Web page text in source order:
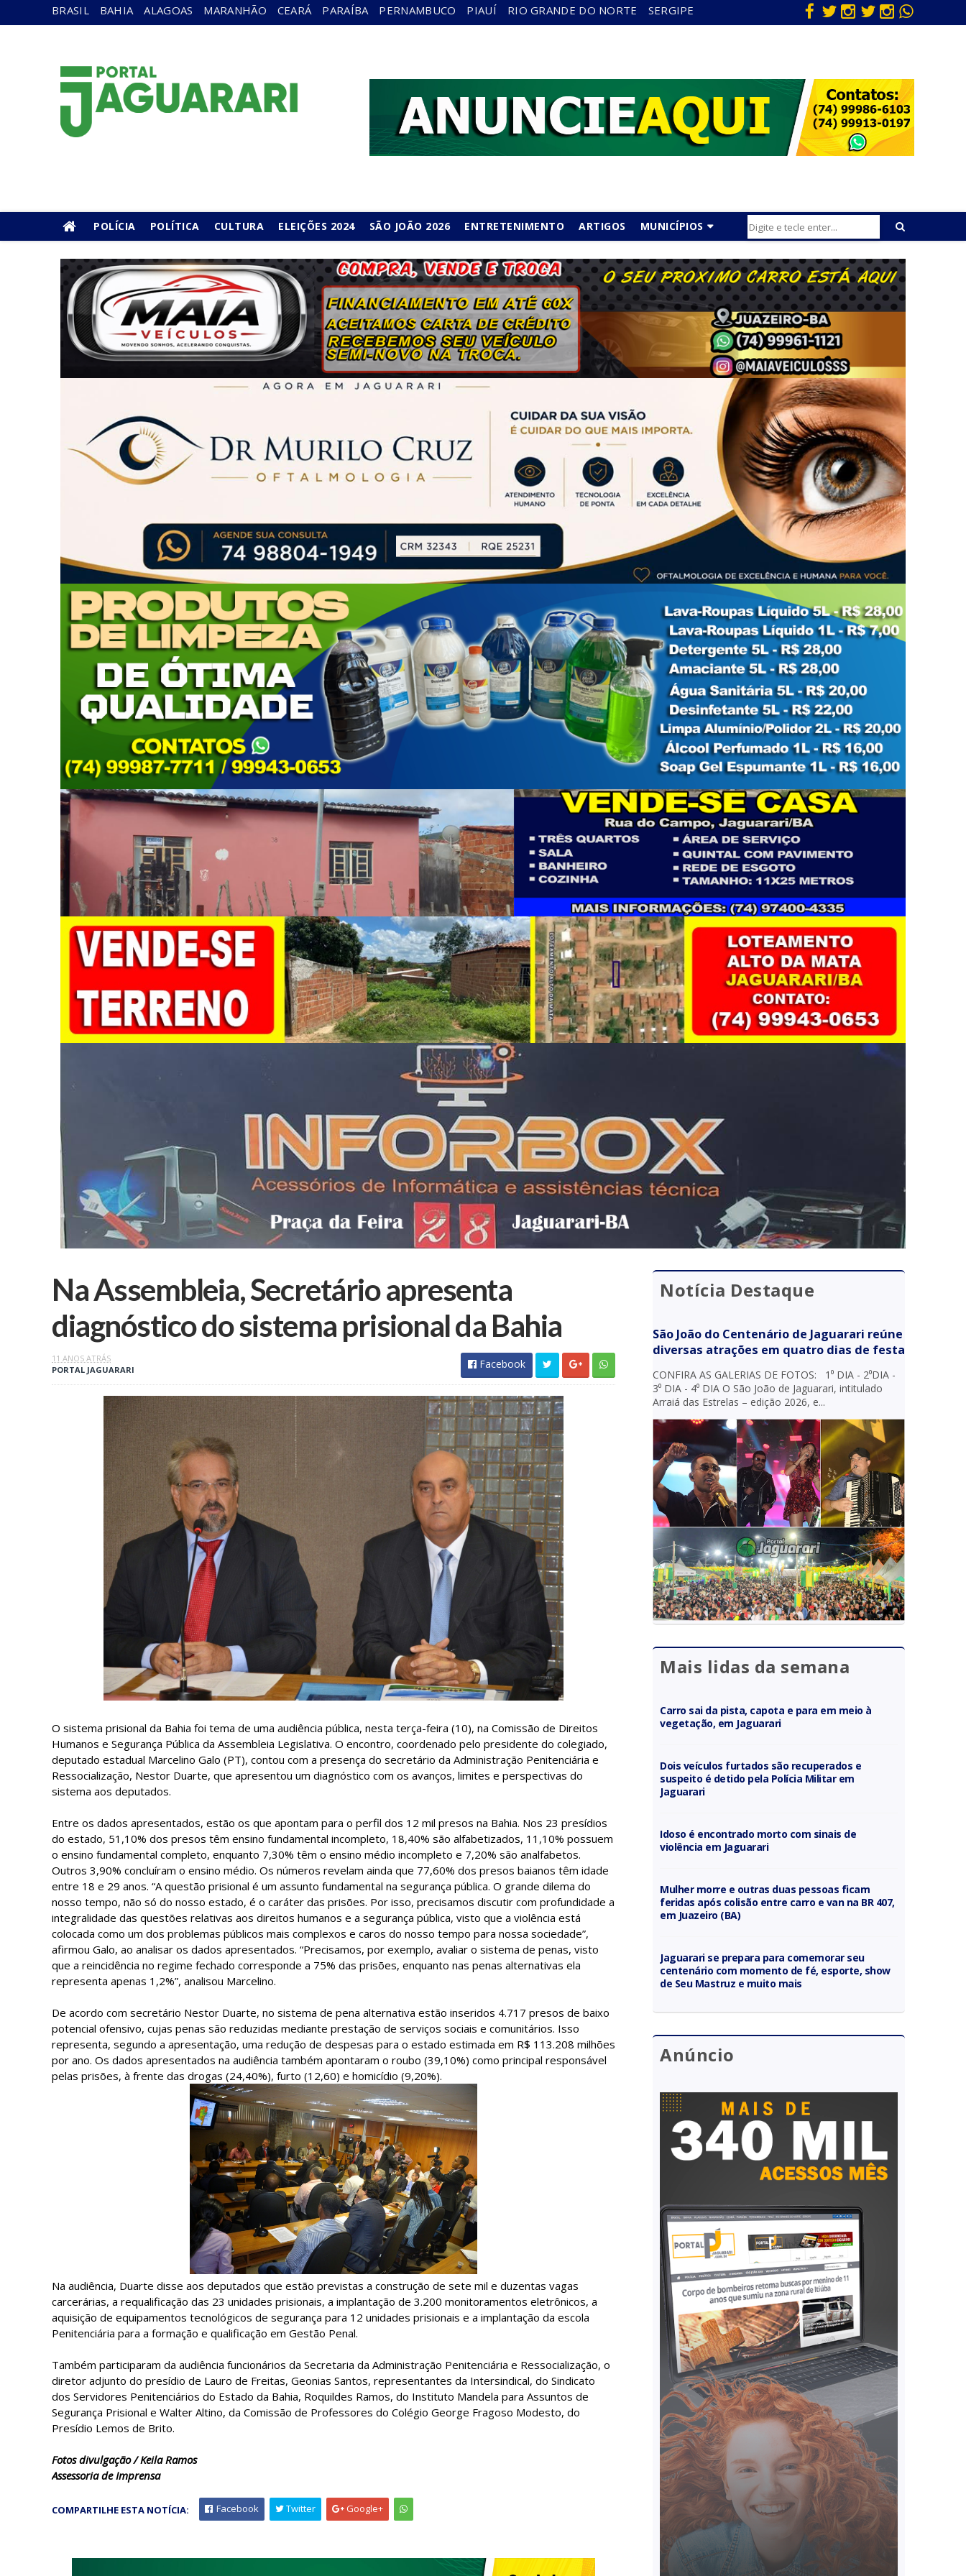
BRASIL BAHIA ALAGOAS MARANHÃO CEARÁ PARAÍBA PERNAMBUCO PIAUÍ RIO GRANDE DO NORTE SERGIPE
POLÍCIA POLÍTICA CULTURA ELEIÇÕES 2024 SÃO JOÃO 2026 ENTRETENIMENTO ARTIGOS MUNICÍPIOS
Na Assembleia, Secretário apresenta
11 ANOS ATRÁS
PORTAL JAGUARARI
Facebook
O sistema prisional da Bahia foi tema de uma audiência pública, nesta terça-feira (10), na Comissão de Direitos
Humanos e Segurança Pública da Assembleia Legislativa. O encontro, coordenado pelo presidente do colegiado,
deputado estadual Marcelino Galo (PT), contou com a presença do secretário da Administração Penitenciária e
Ressocialização, Nestor Duarte, que apresentou um diagnóstico com os avanços, limites e perspectivas do
sistema aos deputados.
Entre os dados apresentados, estão os que apontam para o perfil dos 12 mil presos na Bahia. Nos 23 presídios
do estado, 51,10% dos presos têm ensino fundamental incompleto, 18,40% são alfabetizados, 11,10% possuem
o ensino fundamental completo, enquanto 7,30% têm o ensino médio incompleto e 7,20% são analfabetos.
Outros 3,90% concluíram o ensino médio. Os números revelam ainda que 77,60% dos presos baianos têm idade
entre 18 e 29 anos. “A questão prisional é um assunto fundamental na segurança pública. O grande dilema do
nosso tempo, não só do nosso estado, é o caráter das prisões. Por isso, precisamos discutir com profundidade a
integralidade das questões relativas aos direitos humanos e a segurança pública, visto que a violência está
colocada como um dos problemas públicos mais complexos e caros do nosso tempo para nossa sociedade”,
afirmou Galo, ao analisar os dados apresentados. “Precisamos, por exemplo, avaliar o sistema de penas, visto
que a reincidência no regime fechado corresponde a 75% das prisões, enquanto nas penas alternativas ela
representa apenas 1,2%”, analisou Marcelino.
De acordo com secretário Nestor Duarte, no sistema de pena alternativa estão inseridos 4.717 presos de baixo
potencial ofensivo, cujas penas são reduzidas mediante prestação de serviços sociais e comunitários. Isso
representa, segundo a apresentação, uma redução de despesas para o estado estimada em R$ 113.208 milhões
por ano. Os dados apresentados na audiência também apontaram o roubo (39,10%) como principal responsável
pelas prisões, à frente das drogas (24,40%), furto (12,60) e homicídio (9,20%).
Na audiência, Duarte disse aos deputados que estão previstas a construção de sete mil e duzentas vagas
carcerárias, a requalificação das 23 unidades prisionais, a implantação de 3.200 monitoramentos eletrônicos, a
aquisição de equipamentos tecnológicos de segurança para 12 unidades prisionais e a implantação da escola
Penitenciária para a formação e qualificação em Gestão Penal.
Também participaram da audiência funcionários da Secretaria da Administração Penitenciária e Ressocialização, o
diretor adjunto do presídio de Lauro de Freitas, Geonias Santos, representantes da Intersindical, do Sindicato
dos Servidores Penitenciários do Estado da Bahia, Roquildes Ramos, do Instituto Mandela para Assuntos de
Segurança Prisional e Walter Altino, da Comissão de Professores do Colégio George Fragoso Modesto, do
Presídio Lemos de Brito.
Fotos divulgação / Keila Ramos
Assessoria de Imprensa
COMPARTILHE ESTA NOTÍCIA: Facebook Twitter Google+
Notícia Destaque
São João do Centenário de Jaguarari reúne
diversas atrações em quatro dias de festa
CONFIRA AS GALERIAS DE FOTOS: 1⁰ DIA - 2⁰DIA -
3⁰ DIA - 4⁰ DIA O São João de Jaguarari, intitulado
Arraiá das Estrelas – edição 2026, e...
Mais lidas da semana
Carro sai da pista, capota e para em meio à
vegetação, em Jaguarari
Dois veículos furtados são recuperados e
suspeito é detido pela Polícia Militar em
Jaguarari
Idoso é encontrado morto com sinais de
violência em Jaguarari
Mulher morre e outras duas pessoas ficam
feridas após colisão entre carro e van na BR 407,
em Juazeiro (BA)
Jaguarari se prepara para comemorar seu
centenário com momento de fé, esporte, show
de Seu Mastruz e muito mais
Anúncio